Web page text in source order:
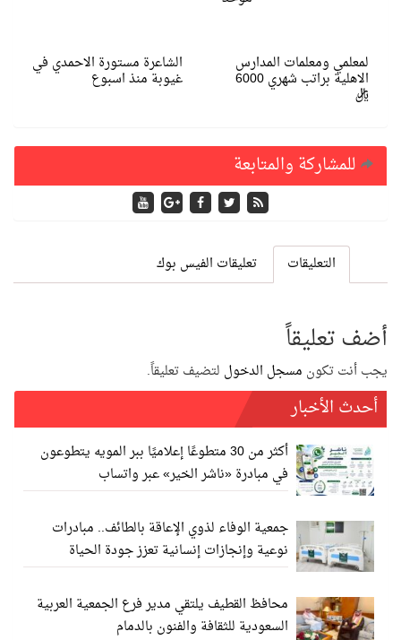
الشاعرة مستورة الاحمدي في
غيوبة منذ اسبوع
لمعلمي ومعلمات المدارس
الاهلية براتب شهري 6000
ريال
للمشاركة والمتابعة
التعليقات تعليقات الفيس بوك
أضف تعليقاً
يجب أنت تكون مسجل الدخول لتضيف تعليقاً.
أحدث الأخبار
أكثر من 30 متطوعًا إعلاميًا ببر المويه يتطوعون
في مبادرة «ناشر الخير» عبر واتساب
جمعية الوفاء لذوي الإعاقة بالطائف.. مبادرات
نوعية وإنجازات إنسانية تعزز جودة الحياة
محافظ القطيف يلتقي مدير فرع الجمعية العربية
السعودية للثقافة والفنون بالدمام